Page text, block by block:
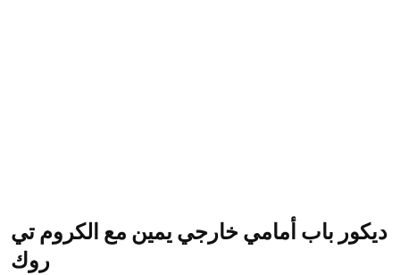
ديكور باب أمامي خارجي يمين مع الكروم تي
روك